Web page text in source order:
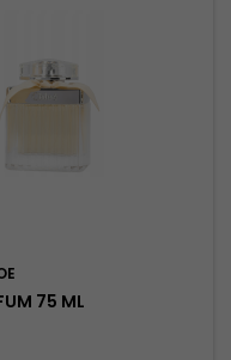
75 ML